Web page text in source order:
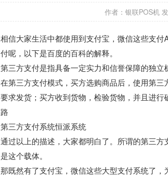
作者：银联POS机
相信大家生活中都使用到支付宝，微信这些支
付呢，以下是百度的百科的解释。
第三方支付是指具备一定实力和信誉保障的独立
在第三方支付模式，买方选购商品后，使用第三
要求发货；买方收到货物，检验货物，并且进行
路
第三方支付系统恒派系统
通过以上的描述，大家都明白了。所谓的第三
是这个载体。
那既然有了支付宝，微信这些大型支付系统了